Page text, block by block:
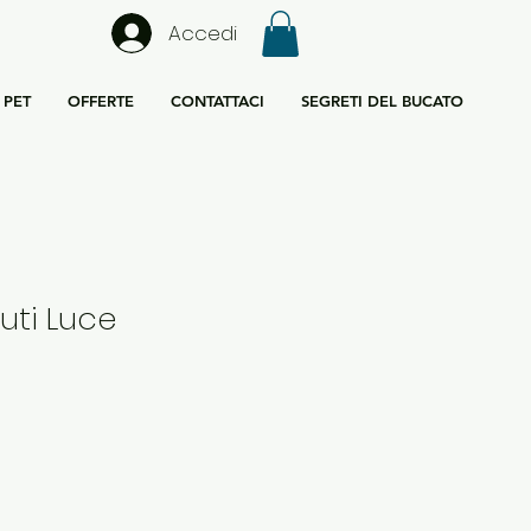
Accedi
PET OFFERTE CONTATTACI SEGRETI DEL BUCATO
Luce